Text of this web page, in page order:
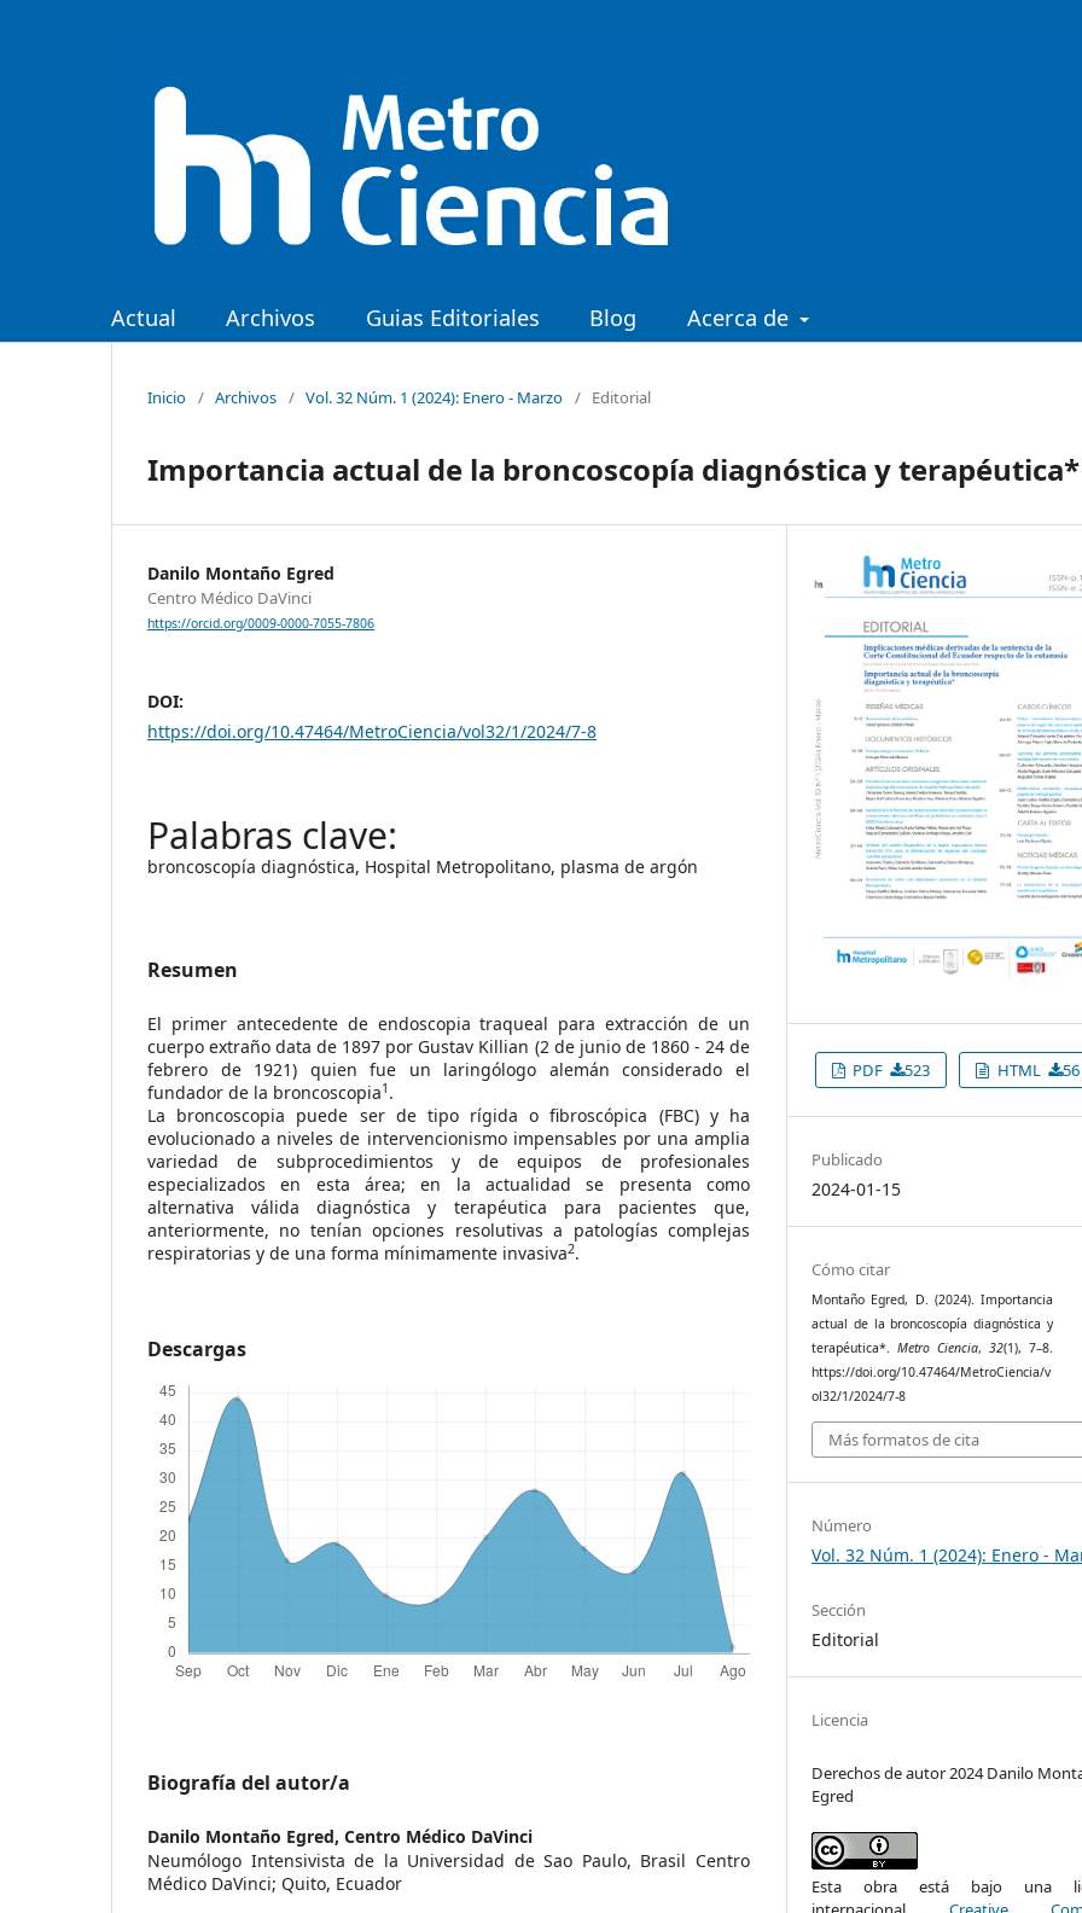
Actual Archivos Guias Editoriales Blog Acerca de
Inicio / Archivos / Vol. 32 Núm. 1 (2024): Enero - Marzo / Editorial
Importancia actual de la broncoscopía diagnóstica y terapéutica*
Danilo Montaño Egred
Centro Médico DaVinci
https://orcid.org/0009-0000-7055-7806
DOI:
https://doi.org/10.47464/MetroCiencia/vol32/1/2024/7-8
broncoscopía diagnóstica, Hospital Metropolitano, plasma de argón
Resumen
El primer antecedente de endoscopia traqueal para extracción de un
cuerpo extraño data de 1897 por Gustav Killian (2 de junio de 1860 - 24 de
febrero de 1921) quien fue un laringólogo alemán considerado el
fundador de la broncoscopia1 .
La broncoscopia puede ser de tipo rígida o fibroscópica (FBC) y ha
evolucionado a niveles de intervencionismo impensables por una amplia
variedad de subprocedimientos y de equipos de profesionales
especializados en esta área; en la actualidad se presenta como
alternativa válida diagnóstica y terapéutica para pacientes que,
anteriormente, no tenían opciones resolutivas a patologías complejas
respiratorias y de una forma mínimamente invasiva2.
Descargas
Biografía del autor/a
Danilo Montaño Egred, Centro Médico DaVinci
Neumólogo Intensivista de la Universidad de Sao Paulo, Brasil Centro
Médico DaVinci; Quito, Ecuador
PDF 523 HTML 56
Publicado
2024-01-15
Cómo citar
Montaño Egred, D. (2024). Importancia
actual de la broncoscopía diagnóstica y
terapéutica*.Metro Ciencia,32(1), 7–8.
https://doi.org/10.47464/MetroCiencia/v
ol32/1/2024/7-8
Más formatos de cita
Número
Vol. 32 Núm. 1 (2024): Enero -
Sección
Editorial
Licencia
Derechos de autor 2024 Danilo
Egred
Esta obra está bajo una